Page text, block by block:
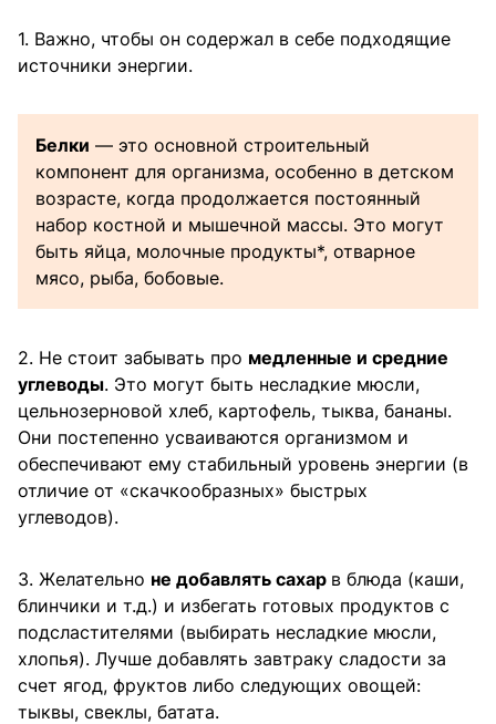
1. Важно, чтобы он содержал в себе подходящие
источники энергии.
Белки — это основной строительный
компонент для организма, особенно в детском
возрасте, когда продолжается постоянный
набор костной и мышечной массы. Это могут
быть яйца, молочные продукты*, отварное
мясо, рыба, бобовые.
2. Не стоит забывать про медленные и средние
углеводы. Это могут быть несладкие мюсли,
цельнозерновой хлеб, картофель, тыква, бананы.
Они постепенно усваиваются организмом и
обеспечивают ему стабильный уровень энергии (в
отличие от «скачкообразных» быстрых
углеводов).
3. Желательно не добавлять сахар в блюда (каши,
блинчики и т.д.) и избегать готовых продуктов с
подсластителями (выбирать несладкие мюсли,
хлопья). Лучше добавлять завтраку сладости за
счет ягод, фруктов либо следующих овощей:
тыквы, свеклы, батата.